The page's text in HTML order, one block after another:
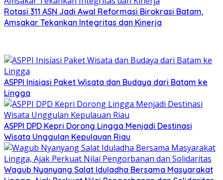
Rotasi 311 ASN Jadi Awal Reformasi Birokrasi Batam,
Amsakar Tekankan Integritas dan Kinerja
ASPPI Inisiasi Paket Wisata dan Budaya dari Batam ke
Lingga
ASPPI DPD Kepri Dorong Lingga Menjadi Destinasi
Wisata Unggulan Kepulauan Riau
Wagub Nyanyang Salat Iduladha Bersama Masyarakat